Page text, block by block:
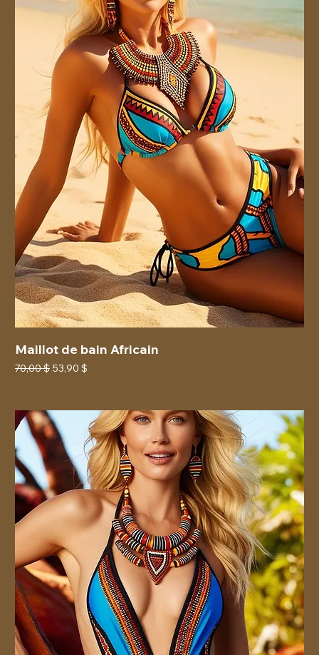
Maillot de bain Africain
Prix original
70,00 $ Prix promotionnel
53,90 $